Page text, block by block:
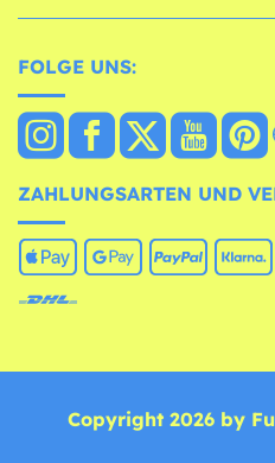
FOLGE UNS:
ZAHLUNGSARTEN UND
Copyright 2026 by